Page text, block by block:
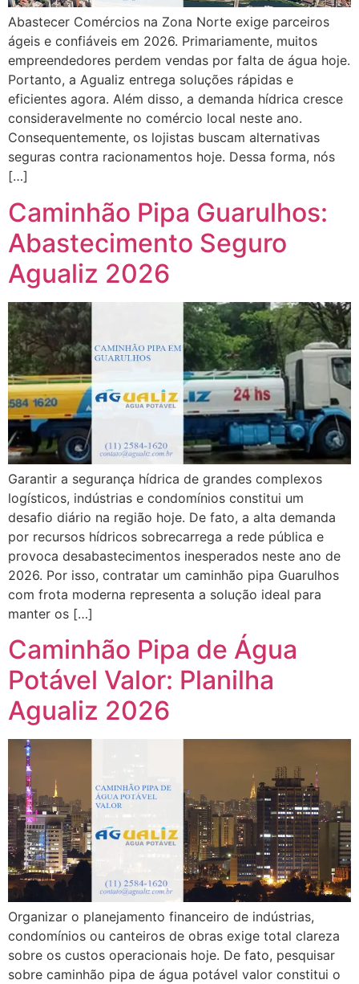
Abastecer Comércios na Zona Norte exige parceiros
ágeis e confiáveis em 2026. Primariamente, muitos
empreendedores perdem vendas por falta de água hoje.
Portanto, a Agualiz entrega soluções rápidas e
eficientes agora. Além disso, a demanda hídrica cresce
consideravelmente no comércio local neste ano.
Consequentemente, os lojistas buscam alternativas
seguras contra racionamentos hoje. Dessa forma, nós
[…]
Caminhão Pipa Guarulhos:
Abastecimento Seguro
Agualiz 2026
Garantir a segurança hídrica de grandes complexos
logísticos, indústrias e condomínios constitui um
desafio diário na região hoje. De fato, a alta demanda
por recursos hídricos sobrecarrega a rede pública e
provoca desabastecimentos inesperados neste ano de
2026. Por isso, contratar um caminhão pipa Guarulhos
com frota moderna representa a solução ideal para
manter os […]
Caminhão Pipa de Água
Potável Valor: Planilha
Agualiz 2026
Organizar o planejamento financeiro de indústrias,
condomínios ou canteiros de obras exige total clareza
sobre os custos operacionais hoje. De fato, pesquisar
sobre caminhão pipa de água potável valor constitui o